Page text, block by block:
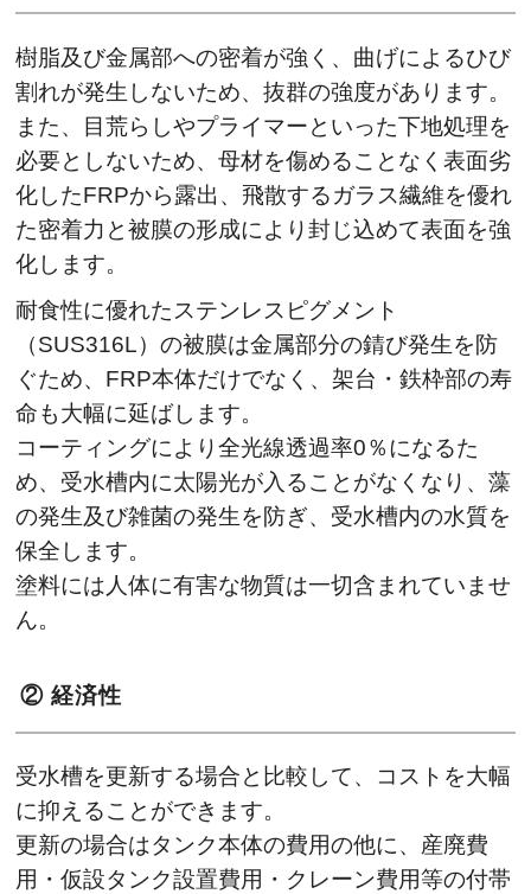
樹脂及び金属部への密着が強く、曲げによるひび
割れが発生しないため、抜群の強度があります。
また、目荒らしやプライマーといった下地処理を
必要としないため、母材を傷めることなく表面劣
化したFRPから露出、飛散するガラス繊維を優れ
た密着力と被膜の形成により封じ込めて表面を強
化します。
耐食性に優れたステンレスピグメント
（SUS316L）の被膜は金属部分の錆び発生を防
ぐため、FRP本体だけでなく、架台・鉄枠部の寿
命も大幅に延ばします。
コーティングにより全光線透過率0％になるた
め、受水槽内に太陽光が入ることがなくなり、藻
の発生及び雑菌の発生を防ぎ、受水槽内の水質を
保全します。
塗料には人体に有害な物質は一切含まれていませ
ん。
② 経済性
受水槽を更新する場合と比較して、コストを大幅
に抑えることができます。
更新の場合はタンク本体の費用の他に、産廃費
用・仮設タンク設置費用・クレーン費用等の付帯